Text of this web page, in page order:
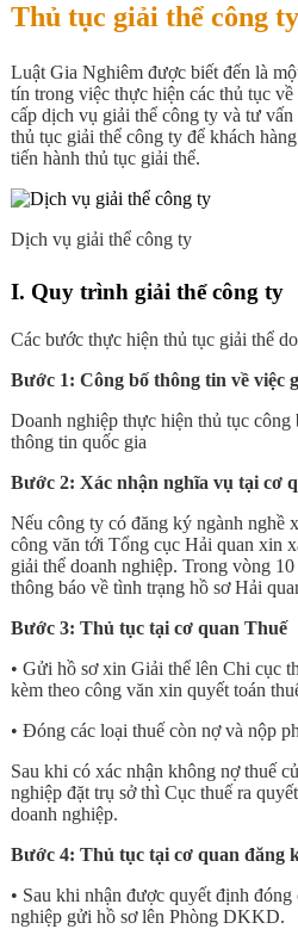
Thủ tục giải thể công ty
Luật Gia Nghiêm được biết đến là
tín trong việc thực hiện các thủ tục
cấp dịch vụ giải thể công ty và tư
thủ tục giải thể công ty để khách
tiến hành thủ tục giải thể.
Dịch vụ giải thể công ty
I. Quy trình giải thể công ty
Các bước thực hiện thủ tục giải thể
Bước 1: Công bố thông tin về việc
Doanh nghiệp thực hiện thủ tục
thông tin quốc gia
Bước 2: Xác nhận nghĩa vụ tại cơ
Nếu công ty có đăng ký ngành nghề
công văn tới Tổng cục Hải quan xin
giải thể doanh nghiệp. Trong vòng
thông báo về tình trạng hồ sơ Hải
Bước 3: Thủ tục tại cơ quan Thuế
• Gửi hồ sơ xin Giải thể lên Chi cục
kèm theo công văn xin quyết toán
• Đóng các loại thuế còn nợ và nộp
Sau khi có xác nhận không nợ thuế
nghiệp đặt trụ sở thì Cục thuế ra
doanh nghiệp.
Bước 4: Thủ tục tại cơ quan đăng
• Sau khi nhận được quyết định
nghiệp gửi hồ sơ lên Phòng DKKD.